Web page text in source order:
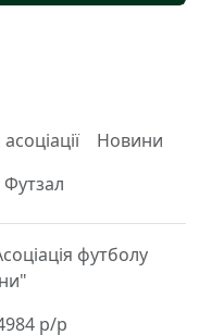
Новини
Футзал
футболу
р/р